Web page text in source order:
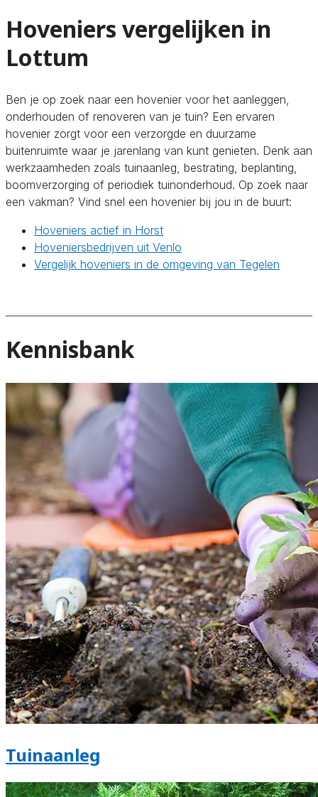
Hoveniers vergelijken in
Lottum
Ben je op zoek naar een hovenier voor het aanleggen,
onderhouden of renoveren van je tuin? Een ervaren
hovenier zorgt voor een verzorgde en duurzame
buitenruimte waar je jarenlang van kunt genieten. Denk aan
werkzaamheden zoals tuinaanleg, bestrating, beplanting,
boomverzorging of periodiek tuinonderhoud. Op zoek naar
een vakman? Vind snel een hovenier bij jou in de buurt:
Hoveniers actief in Horst
Hoveniersbedrijven uit Venlo
Vergelijk hoveniers in de omgeving van Tegelen
Kennisbank
Tuinaanleg